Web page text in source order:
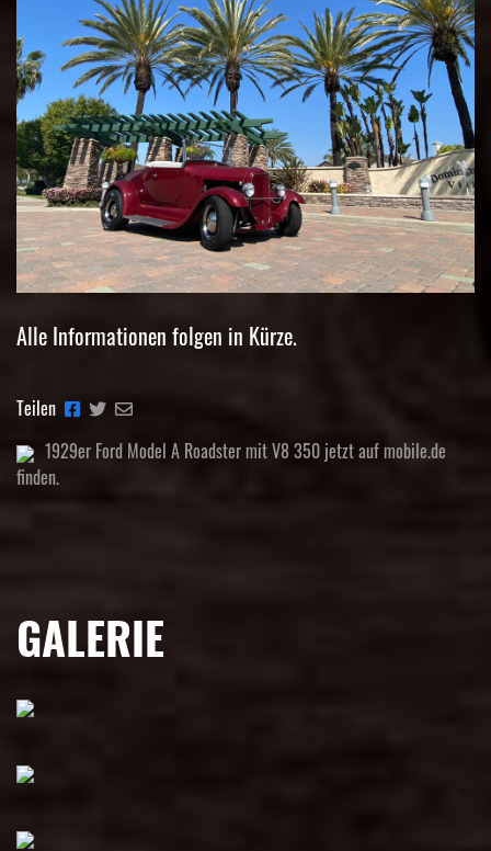
Alle Informationen folgen in Kürze.
Teilen
1929er Ford Model A Roadster mit V8 350 jetzt auf mobile.de
finden.
GALERIE